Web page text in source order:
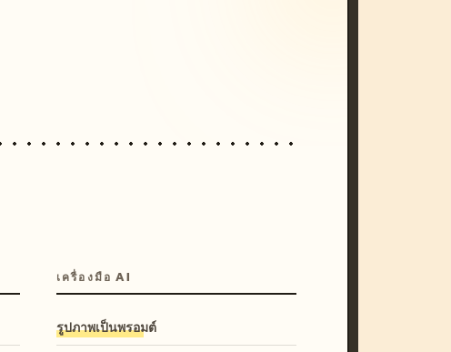
เครื่องมือ AI
รูปภาพเป็นพรอมต์